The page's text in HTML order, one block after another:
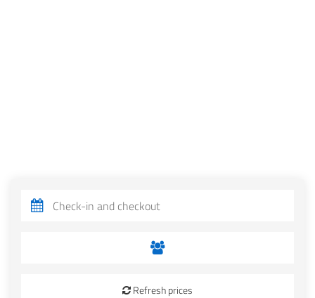
Refresh prices